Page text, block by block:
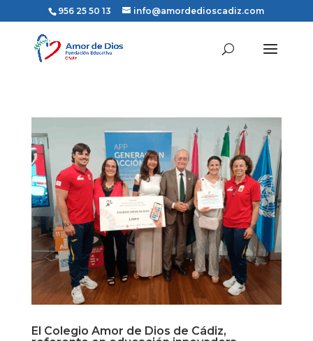
956 25 50 13 info@amordedioscadiz.com
El Colegio Amor de Dios de Cádiz,